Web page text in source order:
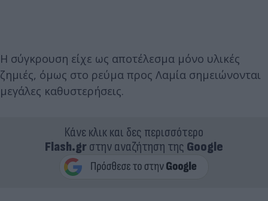
H σύγκρουση είχε ως αποτέλεσμα μόνο υλικές
ζημιές, όμως στο ρεύμα προς Λαμία σημειώνονται
μεγάλες καθυστερήσεις.
Κάνε κλικ και δες περισσότερο
Flash.grστην αναζήτηση της Google